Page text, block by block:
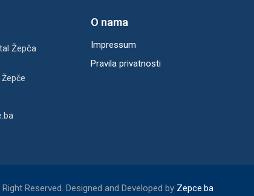
Žepča
O nama
Impressum
Pravila privatnosti
Reserved. Designed and Developed by Zepce.ba